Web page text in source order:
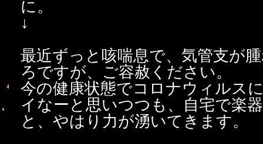
に。
↓
最近ずっと咳喘息で、気管支が
ろですが、ご容赦ください。
今の健康状態でコロナウィルス
イなーと思いつつも、自宅で楽
と、やはり力が湧いてきます。